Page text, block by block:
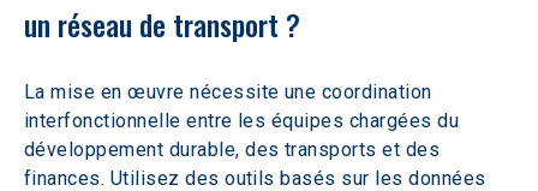
un réseau de transport ?
La mise en œuvre nécessite une coordination
interfonctionnelle entre les équipes chargées du
développement durable, des transports et des
finances. Utilisez des outils basés sur les données